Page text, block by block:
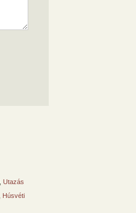
Utazás
Húsvéti